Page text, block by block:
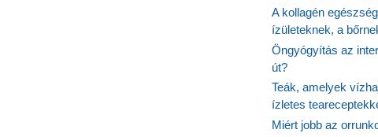
A kollagén
ízületeknek, a
Öngyógyítás az
út?
Teák, amelyek
ízletes
Miért jobb az